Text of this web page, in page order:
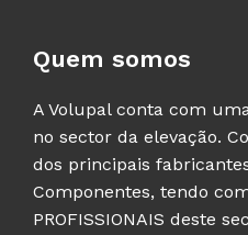
Quem somos
A Volupal conta com
no sector da elevação.
dos principais
Componentes, tendo
PROFISSIONAIS deste